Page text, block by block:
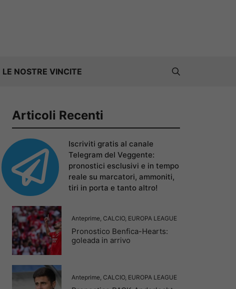
LE NOSTRE VINCITE
Articoli Recenti
Iscriviti gratis al canale
Telegram del Veggente:
pronostici esclusivi e in tempo
reale su marcatori, ammoniti,
tiri in porta e tanto altro!
Anteprime, CALCIO, EUROPA LEAGUE
Pronostico Benfica-Hearts:
goleada in arrivo
Anteprime, CALCIO, EUROPA LEAGUE